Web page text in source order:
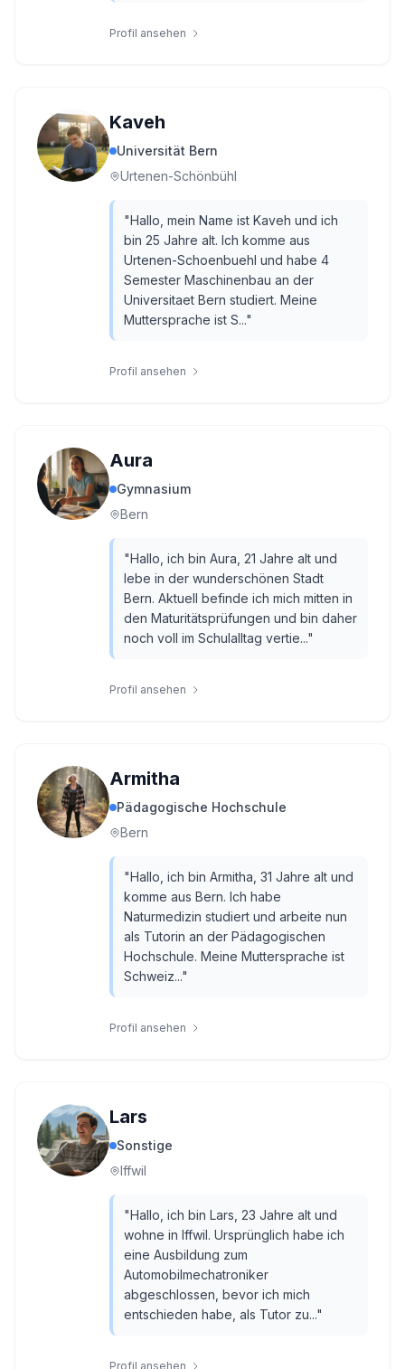
Profil ansehen
Kaveh
Universität Bern
Urtenen-Schönbühl
"Hallo, mein Name ist Kaveh und ich
bin 25 Jahre alt. Ich komme aus
Urtenen-Schoenbuehl und habe 4
Semester Maschinenbau an der
Universitaet Bern studiert. Meine
Muttersprache ist S..."
Profil ansehen
Aura
Gymnasium
Bern
"Hallo, ich bin Aura, 21 Jahre alt und
lebe in der wunderschönen Stadt
Bern. Aktuell befinde ich mich mitten in
den Maturitätsprüfungen und bin daher
noch voll im Schulalltag vertie..."
Profil ansehen
Armitha
Pädagogische Hochschule
Bern
"Hallo, ich bin Armitha, 31 Jahre alt und
komme aus Bern. Ich habe
Naturmedizin studiert und arbeite nun
als Tutorin an der Pädagogischen
Hochschule. Meine Muttersprache ist
Schweiz..."
Profil ansehen
Lars
Sonstige
Iffwil
"Hallo, ich bin Lars, 23 Jahre alt und
wohne in Iffwil. Ursprünglich habe ich
eine Ausbildung zum
Automobilmechatroniker
abgeschlossen, bevor ich mich
entschieden habe, als Tutor zu..."
Profil ansehen